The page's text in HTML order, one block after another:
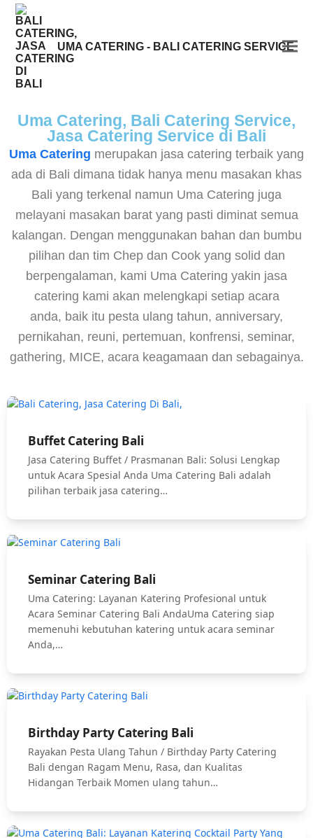
UMA CATERING - BALI CATERING SERVICE
Uma Catering, Bali Catering Service,
Jasa Catering Service di Bali
Uma Catering merupakan jasa catering terbaik yang
ada di Bali dimana tidak hanya menu masakan khas
Bali yang terkenal namun Uma Catering juga
melayani masakan barat yang pasti diminat semua
kalangan. Dengan menggunakan bahan dan bumbu
pilihan dan tim Chep dan Cook yang solid dan
berpengalaman, kami Uma Catering yakin jasa
catering kami akan melengkapi setiap acara
anda, baik itu pesta ulang tahun, anniversary,
pernikahan, reuni, pertemuan, konfrensi, seminar,
gathering, MICE, acara keagamaan dan sebagainya.
Buffet Catering Bali
Jasa Catering Buffet / Prasmanan Bali: Solusi Lengkap
untuk Acara Spesial Anda Uma Catering Bali adalah
pilihan terbaik jasa catering…
Seminar Catering Bali
Uma Catering: Layanan Katering Profesional untuk
Acara Seminar Catering Bali AndaUma Catering siap
memenuhi kebutuhan katering untuk acara seminar
Anda,…
Birthday Party Catering Bali
Rayakan Pesta Ulang Tahun / Birthday Party Catering
Bali dengan Ragam Menu, Rasa, dan Kualitas
Hidangan Terbaik Momen ulang tahun…